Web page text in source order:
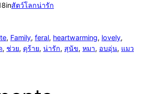
inสัตว์โลกน่ารัก
, Family, feral, heartwarming, lovely
, ช่วย, ดุร้าย, น่ารัก, สุนัข, หมา, อบอุ่น, แมว